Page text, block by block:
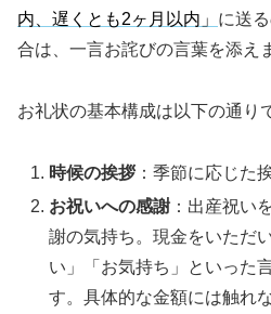
内、遅くとも2ヶ月以内」 に送
合は、一言お詫びの言葉を添え
お礼状の基本構成は以下の通り
時候の挨拶：季節に応じた
お祝いへの感謝 ：出産祝い
謝の気持ち。現金をいただ
い」「お気持ち」といった
す。具体的な金額には触れ